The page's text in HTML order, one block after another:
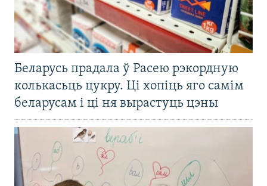
Беларусь прадала ў Расею рэкордную
колькасьць цукру. Ці хопіць яго самім
беларусам і ці ня вырастуць цэны